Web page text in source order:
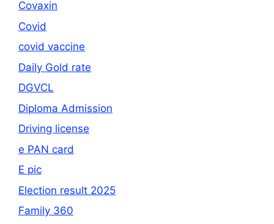
Covaxin
Covid
covid vaccine
Daily Gold rate
DGVCL
Diploma Admission
Driving license
e PAN card
E pic
Election result 2025
Family 360